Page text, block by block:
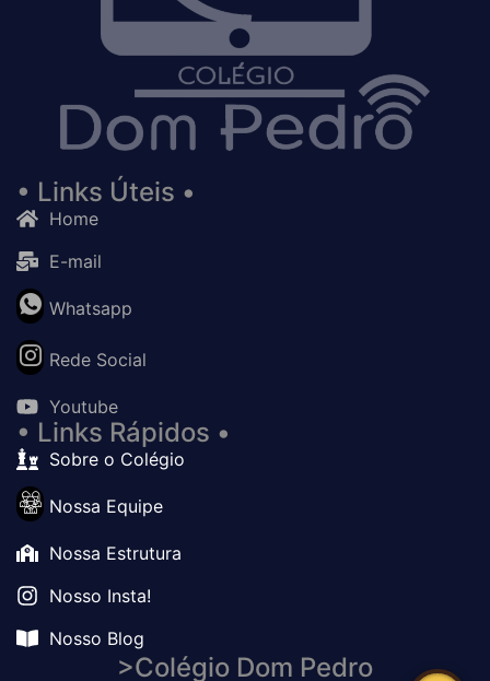
• Links Úteis •
Home
E-mail
Whatsapp
Rede Social
Youtube
• Links Rápidos •
Sobre o Colégio
Nossa Equipe
Nossa Estrutura
Nosso Insta!
Nosso Blog
>Colégio Dom Pedro